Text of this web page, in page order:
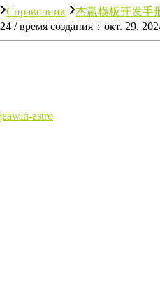
Справочник 杰赢模板开发手
/ время создания：окт. 29,
astro